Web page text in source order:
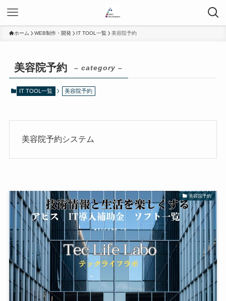
ホーム WEB制作・開発 IT TOOL一覧 美容院予約
美容院予約 – category –
IT TOOL一覧 美容院予約
美容院予約システム
美容院予約